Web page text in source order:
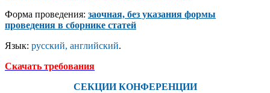
Форма проведения: заочная, без указания формы
проведения в сборнике статей
Язык: русский, английский.
Скачать требования
СЕКЦИИ КОНФЕРЕНЦИИ